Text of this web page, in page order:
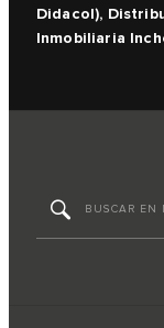
Didacol),
Inmobiliaria